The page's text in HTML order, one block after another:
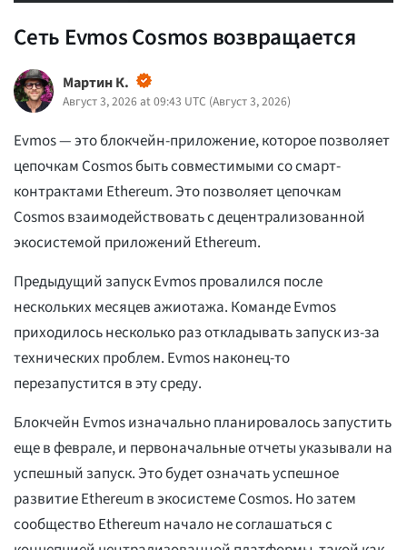
Сеть Evmos Cosmos возвращается
Мартин К.
Август 3, 2026 at 09:43 UTC (Август 3, 2026)
Evmos — это блокчейн-приложение, которое позволяет
цепочкам Cosmos быть совместимыми со смарт-
контрактами Ethereum. Это позволяет цепочкам
Cosmos взаимодействовать с децентрализованной
экосистемой приложений Ethereum.
Предыдущий запуск Evmos провалился после
нескольких месяцев ажиотажа. Команде Evmos
приходилось несколько раз откладывать запуск из-за
технических проблем. Evmos наконец-то
перезапустится в эту среду.
Блокчейн Evmos изначально планировалось запустить
еще в феврале, и первоначальные отчеты указывали на
успешный запуск. Это будет означать успешное
развитие Ethereum в экосистеме Cosmos. Но затем
сообщество Ethereum начало не соглашаться с